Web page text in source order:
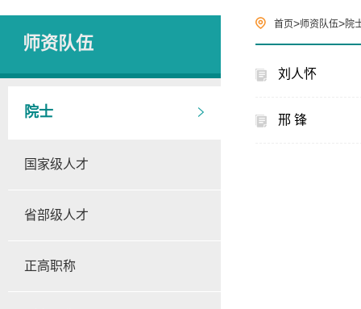
师资队伍
院士
国家级人才
省部级人才
正高职称
首页>师资队伍>院
刘人怀
邢 锋